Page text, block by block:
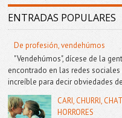
ENTRADAS POPULARES
De profesión, vendehúmos
"Vendehúmos", dícese de la
encontrado en las redes
increíble para decir obviedades
CARI, CHURRI,
HORRORES